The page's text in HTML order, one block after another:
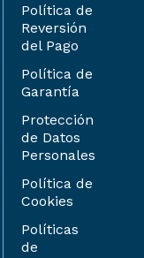
Política de
Reversión
del Pago
Política de
Garantía
Protección
de Datos
Personales
Política de
Cookies
Políticas
de